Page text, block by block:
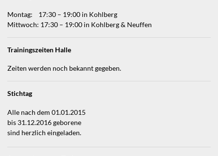
Montag: 17:30 – 19:00 in Kohlberg
Mittwoch: 17:30 – 19:00 in Kohlberg & Neuffen
Trainingszeiten Halle
Zeiten werden noch bekannt gegeben.
Stichtag
Alle nach dem 01.01.2015
bis 31.12.2016 geborene
sind herzlich eingeladen.